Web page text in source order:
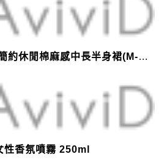
長半身裙(M-2XL)【XMS54038】＊艾美時尚(現+預)
香氛噴霧 250ml